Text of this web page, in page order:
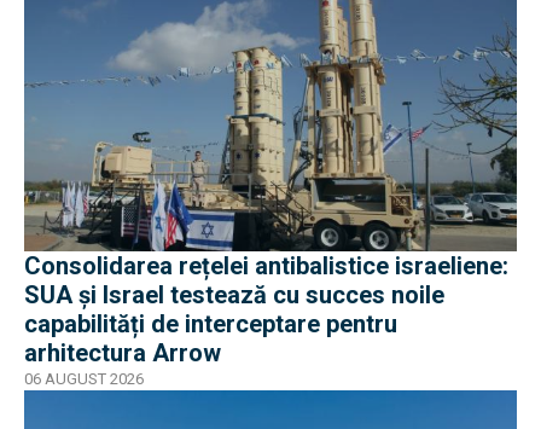
Consolidarea rețelei antibalistice israeliene:
SUA și Israel testează cu succes noile
capabilități de interceptare pentru
arhitectura Arrow
06 AUGUST 2026